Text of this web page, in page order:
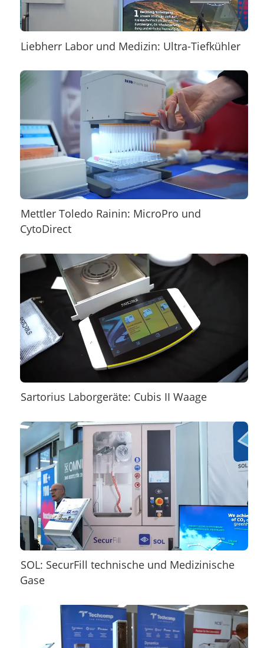
Liebherr Labor und Medizin: Ultra-Tiefkühler
Mettler Toledo Rainin: MicroPro und
CytoDirect
Sartorius Laborgeräte: Cubis II Waage
SOL: SecurFill technische und Medizinische
Gase